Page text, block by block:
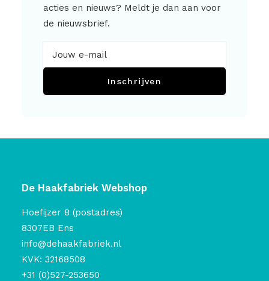
acties en nieuws? Meldt je dan aan voor
de nieuwsbrief.
Inschrijven
De Haakfabriek Webshop
Hoefijzer 8 (postadres)
8307EB Ens
info@dehaakfabriek.nl
KVK: 32168508
+31 (0)527-253650